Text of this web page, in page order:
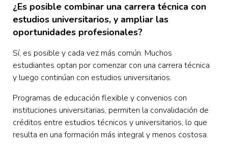
¿Es posible combinar una carrera técnica con
estudios universitarios, y ampliar las
oportunidades profesionales?
Sí, es posible y cada vez más común. Muchos
estudiantes optan por comenzar con una carrera técnica
y luego continúan con estudios universitarios.
Programas de educación flexible y convenios con
instituciones universitarias, permiten la convalidación de
créditos entre estudios técnicos y universitarios, lo que
resulta en una formación más integral y menos costosa.